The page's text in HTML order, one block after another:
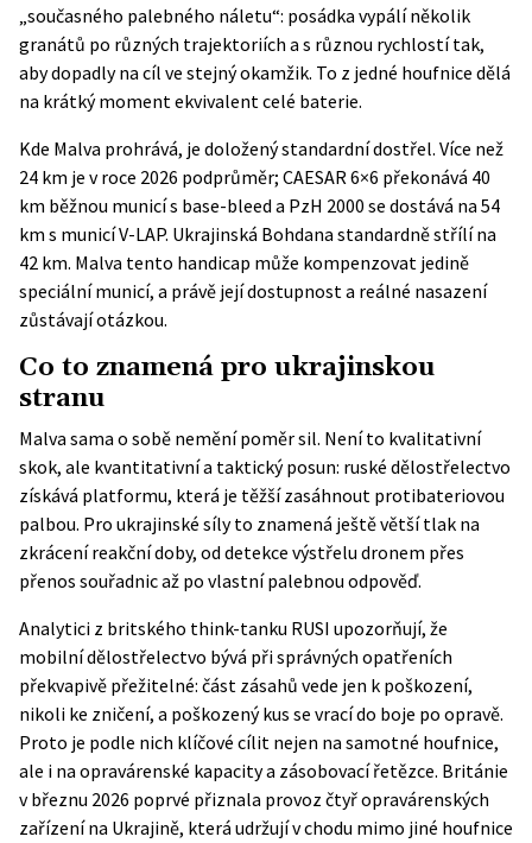
„současného palebného náletu“: posádka vypálí několik
granátů po různých trajektoriích a s různou rychlostí tak,
aby dopadly na cíl ve stejný okamžik. To z jedné houfnice dělá
na krátký moment ekvivalent celé baterie.
Kde Malva prohrává, je doložený standardní dostřel. Více než
24 km je v roce 2026 podprůměr; CAESAR 6×6 překonává 40
km běžnou municí s base-bleed a PzH 2000 se dostává na 54
km s municí V-LAP. Ukrajinská Bohdana standardně střílí na
42 km. Malva tento handicap může kompenzovat jedině
speciální municí, a právě její dostupnost a reálné nasazení
zůstávají otázkou.
Co to znamená pro ukrajinskou
stranu
Malva sama o sobě nemění poměr sil. Není to kvalitativní
skok, ale kvantitativní a taktický posun: ruské dělostřelectvo
získává platformu, která je těžší zasáhnout protibateriovou
palbou. Pro ukrajinské síly to znamená ještě větší tlak na
zkrácení reakční doby, od detekce výstřelu dronem přes
přenos souřadnic až po vlastní palebnou odpověď.
Analytici z britského think-tanku RUSI upozorňují, že
mobilní dělostřelectvo bývá při správných opatřeních
překvapivě přežitelné: část zásahů vede jen k poškození,
nikoli ke zničení, a poškozený kus se vrací do boje po opravě.
Proto je podle nich klíčové cílit nejen na samotné houfnice,
ale i na opravárenské kapacity a zásobovací řetězce. Británie
v březnu 2026 poprvé přiznala provoz čtyř opravárenských
zařízení na Ukrajině, která udržují v chodu mimo jiné houfnice